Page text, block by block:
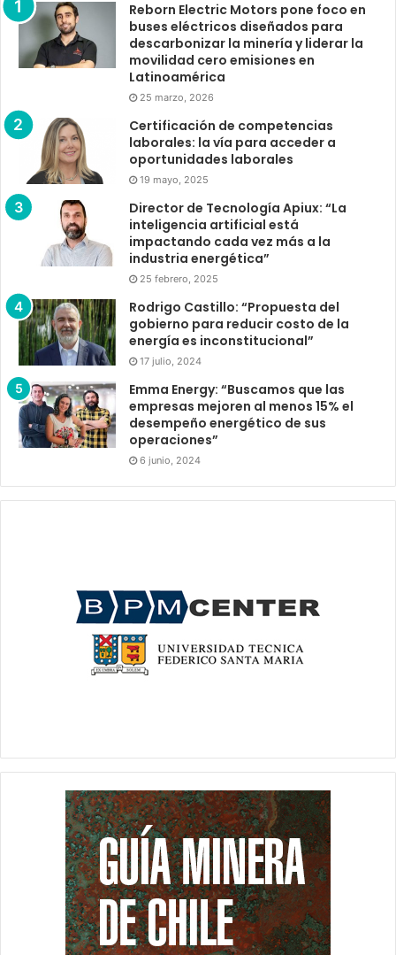
Reborn Electric Motors pone foco en
buses eléctricos diseñados para
descarbonizar la minería y liderar la
movilidad cero emisiones en
Latinoamérica
25 marzo, 2026
Certificación de competencias
laborales: la vía para acceder a
oportunidades laborales
19 mayo, 2025
Director de Tecnología Apiux: “La
inteligencia artificial está
impactando cada vez más a la
industria energética”
25 febrero, 2025
Rodrigo Castillo: “Propuesta del
gobierno para reducir costo de la
energía es inconstitucional”
17 julio, 2024
Emma Energy: “Buscamos que las
empresas mejoren al menos 15% el
desempeño energético de sus
operaciones”
6 junio, 2024